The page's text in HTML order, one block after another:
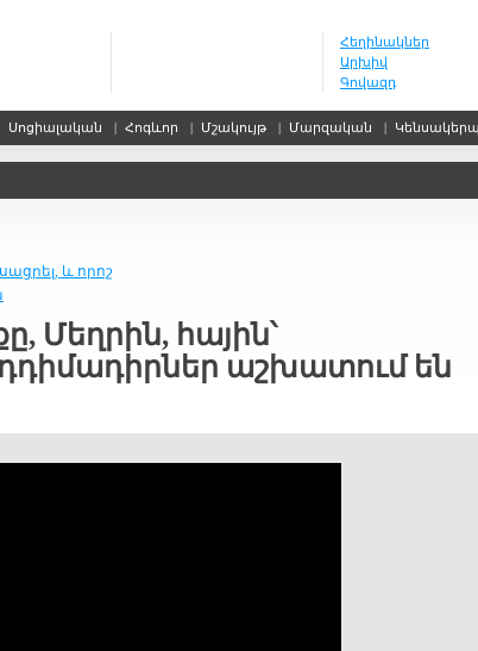
Հեղինակներ
Արխիվ
Գովազդ
Սոցիալական | Հոգևոր | Մշակույթ | Մարզական | Կենսակերպ
և որոշ
Մեղրին, հային՝
աշխատում են